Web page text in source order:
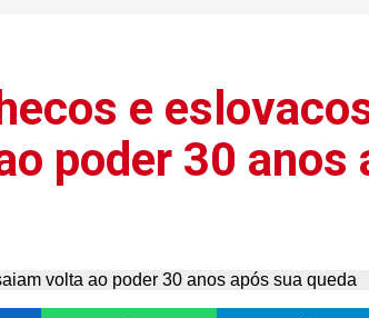
e
poder 30 anos